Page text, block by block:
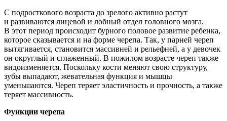
С подросткового возраста до зрелого активно растут
и развиваются лицевой и лобный отдел головного мозга.
В этот период происходит бурного половое развитие ребенка,
которое сказывается и на форме черепа. Так, у парней череп
вытягивается, становится массивней и рельефней, а у девочек
он округлый и сглаженный. В пожилом возрасте череп также
видоизменяется. Поскольку кости меняют свою структуру,
зубы выпадают, жевательная функция и мышцы
уменьшаются. Череп теряет эластичность и прочность, а также
теряет массивность.
Функции черепа